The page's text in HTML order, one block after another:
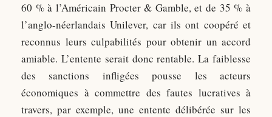
60 % à l’Américain Procter & Gamble, et de 35 % à
l’anglo-néerlandais Unilever, car ils ont coopéré et
reconnus leurs culpabilités pour obtenir un accord
amiable. L’entente serait donc rentable. La faiblesse
des sanctions infligées pousse les acteurs
économiques à commettre des fautes lucratives à
travers, par exemple, une entente délibérée sur les